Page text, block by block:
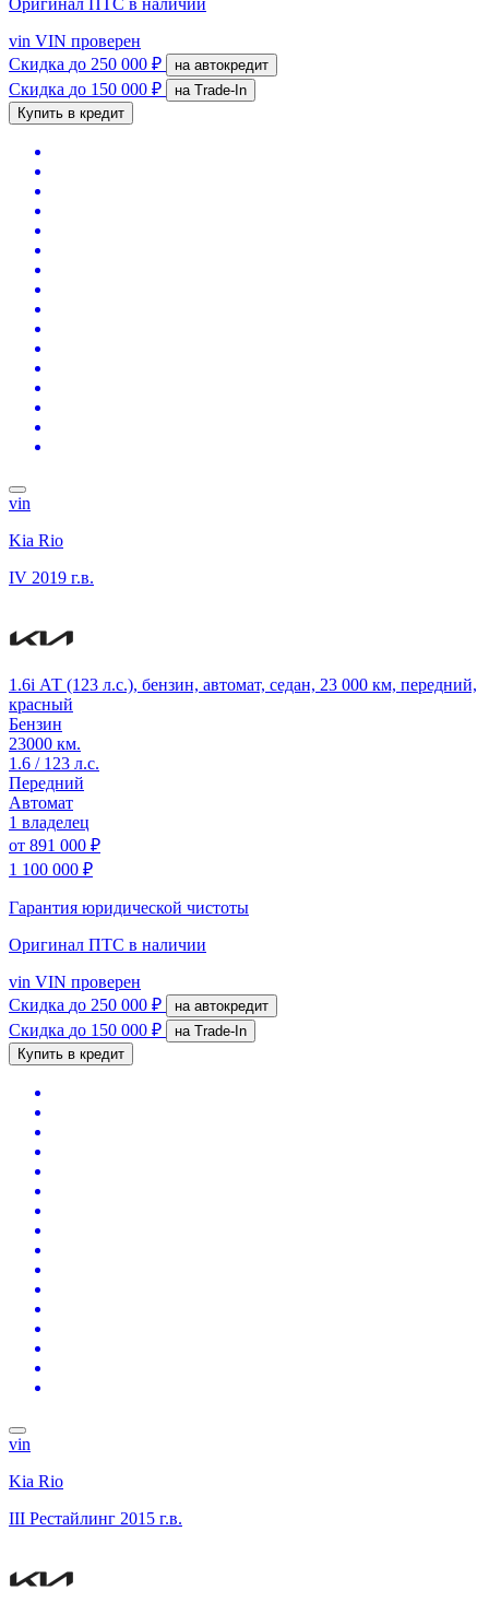
vin VIN проверен
Скидка до 250 000 ₽ на автокредит
Скидка до 150 000 ₽
на Trade-In
Купить в кредит
vin
Kia Rio
IV 2019 г.в.
1.6i АТ (123 л.с.), бензин, автомат, седан, 23 000 км, передний,
красный
Бензин
23000 км.
1.6 / 123 л.с.
Передний
Автомат
1 владелец
от 891 000 ₽
1 100 000 ₽
Гарантия юридической чистоты
Оригинал ПТС в наличии
vin VIN проверен
Скидка до 250 000 ₽ на автокредит
Скидка до 150 000 ₽
на Trade-In
Купить в кредит
vin
Kia Rio
III Рестайлинг 2015 г.в.